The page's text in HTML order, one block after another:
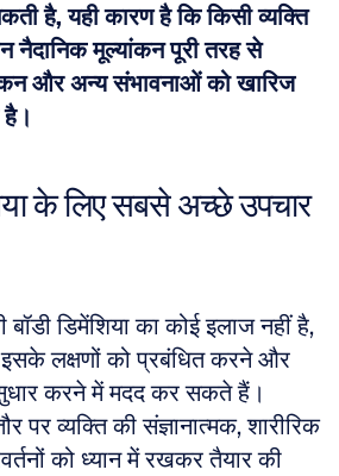
है, यही कारण है कि किसी व्यक्ति
नैदानिक मूल्यांकन पूरी तरह से
और अन्य संभावनाओं को खारिज
है।
के लिए सबसे अच्छे उपचार
बॉडी डिमेंशिया का कोई इलाज नहीं है,
इसके लक्षणों को प्रबंधित करने और
करने में मदद कर सकते हैं।
पर व्यक्ति की संज्ञानात्मक, शारीरिक
को ध्यान में रखकर तैयार की